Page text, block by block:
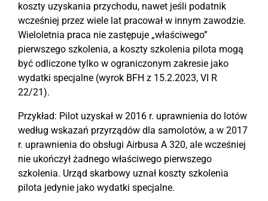
koszty uzyskania przychodu, nawet jeśli podatnik
wcześniej przez wiele lat pracował w innym zawodzie.
Wieloletnia praca nie zastępuje „właściwego”
pierwszego szkolenia, a koszty szkolenia pilota mogą
być odliczone tylko w ograniczonym zakresie jako
wydatki specjalne (wyrok BFH z 15.2.2023, VI R
22/21).
Przykład: Pilot uzyskał w 2016 r. uprawnienia do lotów
według wskazań przyrządów dla samolotów, a w 2017
r. uprawnienia do obsługi Airbusa A 320, ale wcześniej
nie ukończył żadnego właściwego pierwszego
szkolenia. Urząd skarbowy uznał koszty szkolenia
pilota jedynie jako wydatki specjalne.